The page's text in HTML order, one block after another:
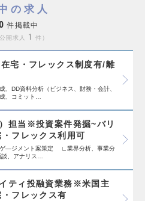
の求人
件掲載中
開求人 1 件
宅・フレックス制度有/離
、DD資料分析（ビジネス、財務・会計、
、コミット…
担当※投資案件発掘~バリ
フレックス利用可
ゲ―ジメント案策定 ∟業界分析、事業分
、アナリス…
ティ投融資業務※米国主
フレックス有